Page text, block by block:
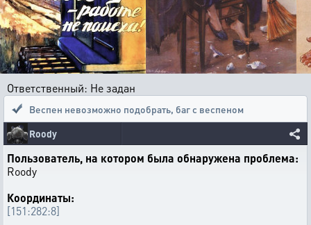
Ответственный: Не задан
Веспен невозможно подобрать, баг с веспеном
Roody
Пользователь, на котором была обнаружена проблема:
Roody
Координаты:
[151:282:8]